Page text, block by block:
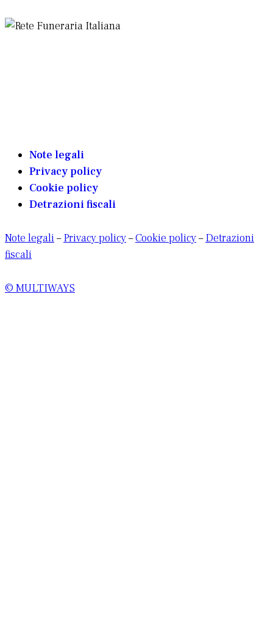
Note legali
Privacy policy
Cookie policy
Detrazioni fiscali
Note legali–Privacy policy–Cookie policy–Detrazioni
fiscali
© MULTIWAYS